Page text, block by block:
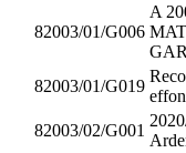
82003/01/G006
A
82003/01/G019
82003/02/G001